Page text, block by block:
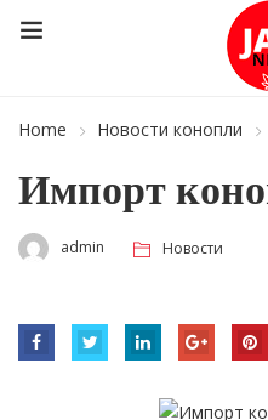
Home Новости конопли
Импорт
admin Новости